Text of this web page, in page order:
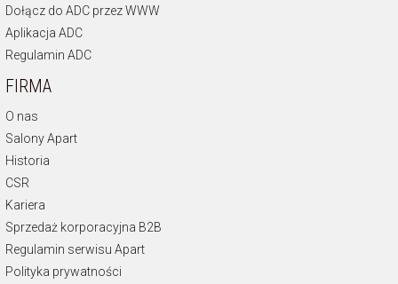
Dołącz do ADC przez WWW
Aplikacja ADC
Regulamin ADC
FIRMA
O nas
Salony Apart
Historia
CSR
Kariera
Sprzedaż korporacyjna B2B
Regulamin serwisu Apart
Polityka prywatności